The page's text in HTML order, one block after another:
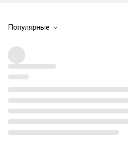
Популярные